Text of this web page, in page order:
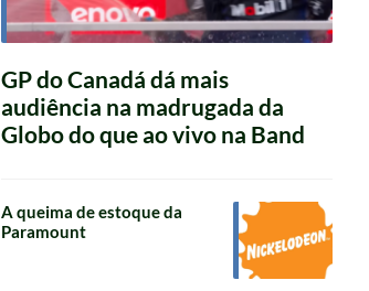
GP do Canadá dá mais
audiência na madrugada da
Globo do que ao vivo na Band
A queima de estoque da
Paramount